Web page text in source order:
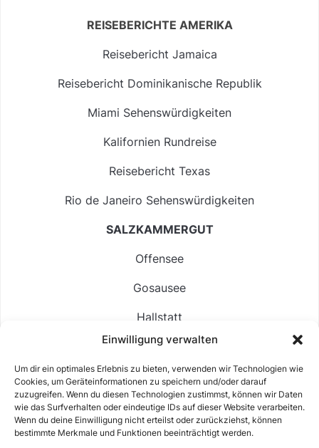
Einwilligung verwalten
Um dir ein optimales Erlebnis zu bieten, verwenden wir Technologien wie
Cookies, um Geräteinformationen zu speichern und/oder darauf
zuzugreifen. Wenn du diesen Technologien zustimmst, können wir Daten
wie das Surfverhalten oder eindeutige IDs auf dieser Website verarbeiten.
Wenn du deine Einwilligung nicht erteilst oder zurückziehst, können
bestimmte Merkmale und Funktionen beeinträchtigt werden.
REISEBERICHTE AMERIKA
Reisebericht Jamaica
Reisebericht Dominikanische Republik
Miami Sehenswürdigkeiten
Kalifornien Rundreise
Reisebericht Texas
Rio de Janeiro Sehenswürdigkeiten
SALZKAMMERGUT
Offensee
Gosausee
Hallstatt
Langbathsee
Altausseer See
Hintersee